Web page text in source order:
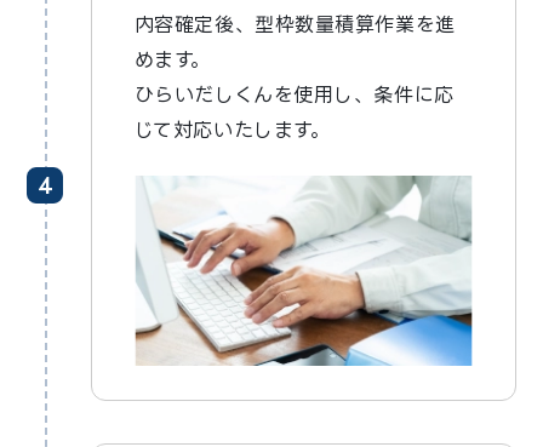
4
内容確定後、型枠数量積算作業を進
めます。
ひらいだしくんを使用し、条件に応
じて対応いたします。